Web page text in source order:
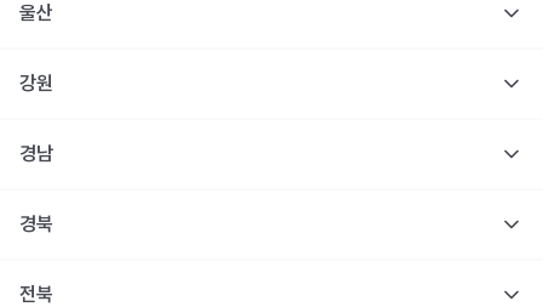
울산
강원
경남
경북
전북